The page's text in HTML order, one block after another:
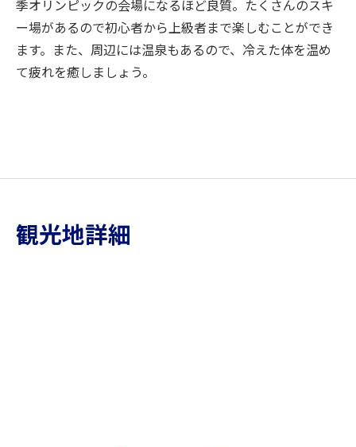
季オリンピックの会場になるほど良質。たくさんのスキ
ー場があるので初心者から上級者まで楽しむことができ
ます。また、周辺には温泉もあるので、冷えた体を温め
て疲れを癒しましょう。
観光地詳細